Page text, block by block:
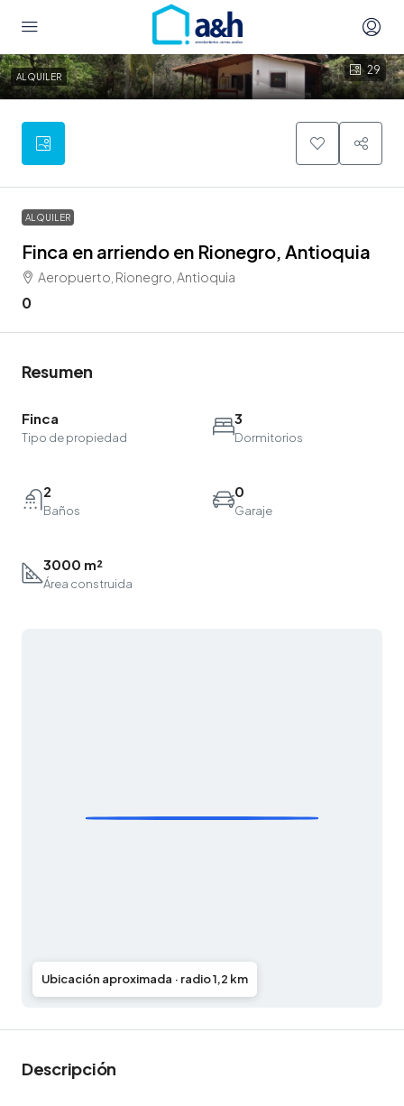
29
ALQUILER
ALQUILER
Finca en arriendo en Rionegro, Antioquia
Aeropuerto, Rionegro, Antioquia
0
Resumen
Finca
Tipo de propiedad
3
Dormitorios
2
Baños
0
Garaje
3000 m²
Área construida
Ubicación aproximada · radio 1,2 km
Descripción